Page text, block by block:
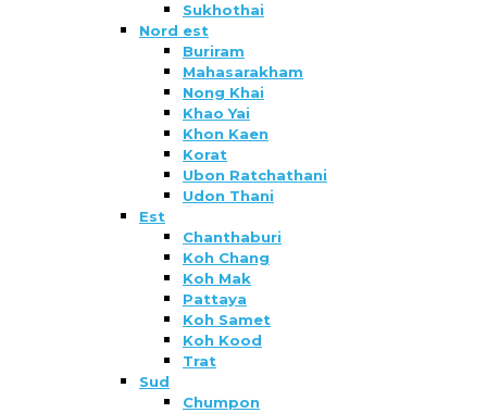
Sukhothai
Nord est
Buriram
Mahasarakham
Nong Khai
Khao Yai
Khon Kaen
Korat
Ubon Ratchathani
Udon Thani
Est
Chanthaburi
Koh Chang
Koh Mak
Pattaya
Koh Samet
Koh Kood
Trat
Sud
Chumpon